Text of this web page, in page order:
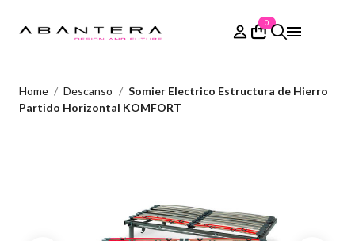
0
Home Descanso
Somier Electrico Estructura de Hierro
Partido Horizontal KOMFORT